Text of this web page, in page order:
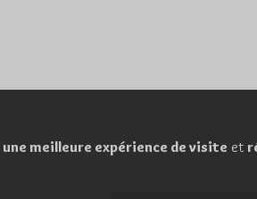
une meilleure expérience de visite et